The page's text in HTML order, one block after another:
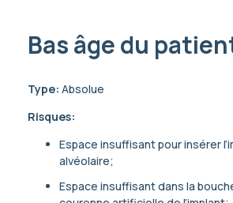
Bas âge du
Type: Absolue
Risques:
Espace insuffisant pour insérer
alvéolaire;
Espace insuffisant dans la